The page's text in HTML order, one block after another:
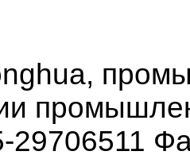
29706511